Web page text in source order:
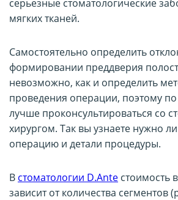
серьезные стоматологические
мягких тканей.
Самостоятельно определить
формировании преддверия
невозможно, как и определить
проведения операции, поэтому
лучше проконсультироваться со
хирургом. Так вы узнаете нужно
операцию и детали процедуры.
В стоматологии D.Ante стоимость
зависит от количества сегментов